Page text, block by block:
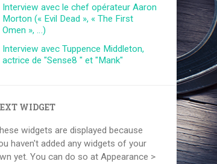
Interview avec le chef opérateur Aaron
Morton (« Evil Dead », « The First
Omen », …)
Interview avec Tuppence Middleton,
actrice de "Sense8 " et "Mank"
WIDGET
widgets are displayed because
haven't added any widgets of your
yet. You can do so at Appearance >